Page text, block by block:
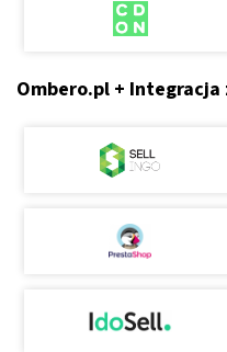
Ombero.pl +